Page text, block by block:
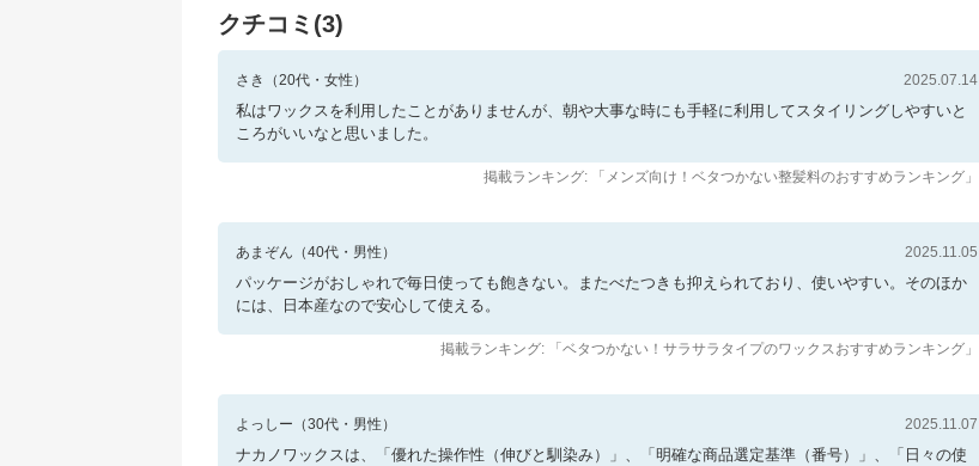
クチコミ(3)
さき （20代・ 女性 ） 2025.07.14
私はワックスを利用したことがありませんが、朝や大事な時にも手軽に利用してスタイリングしやすいと
ころがいいなと思いました。
掲載ランキング: 「 メンズ向け！ベタつかない整髪料のおすすめランキング 」
あまぞん （40代・ 男性 ） 2025.11.05
パッケージがおしゃれで毎日使っても飽きない。またべたつきも抑えられており、使いやすい。そのほか
には、日本産なので安心して使える。
掲載ランキング: 「 ベタつかない！サラサラタイプのワックスおすすめランキング 」
よっしー （30代・ 男性 ） 2025.11.07
​ナカノワックスは、「優れた操作性（伸びと馴染み）」、「明確な商品選定基準（番号）」、「日々の使